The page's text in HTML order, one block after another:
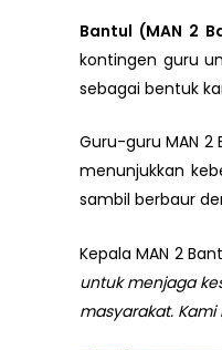
Bantul (MAN 2
kontingen guru
sebagai bentuk
Guru-guru MAN
menunjukkan
sambil berbaur
Kepala MAN 2
untuk menjaga
masyarakat.